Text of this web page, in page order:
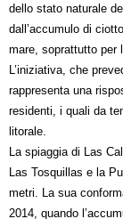
dello stato naturale
dall’accumulo di
mare, soprattutto per
L’iniziativa, che
rappresenta una
residenti, i quali da
litorale.
La spiaggia di Las
Las Tosquillas e la
metri. La sua
2014, quando